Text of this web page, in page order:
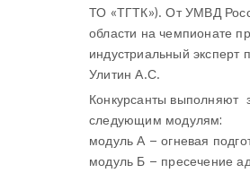
ТО «ТГТК»). От УМВД
области на чемпионате
индустриальный эксперт
Улитин А.С.
Конкурсанты выполняют
следующим модулям:
модуль А – огневая
модуль Б – пресечение